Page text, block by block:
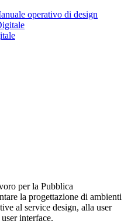
operativo di design
per la Pubblica
la progettazione di ambienti
al service design, alla user
interface.